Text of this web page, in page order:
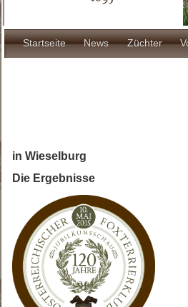
Startseite News Züchter
in Wieselburg
Die Ergebnisse